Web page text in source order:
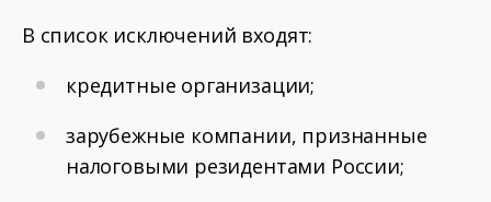
В список исключений входят:
кредитные организации;
зарубежные компании, признанные
налоговыми резидентами России;